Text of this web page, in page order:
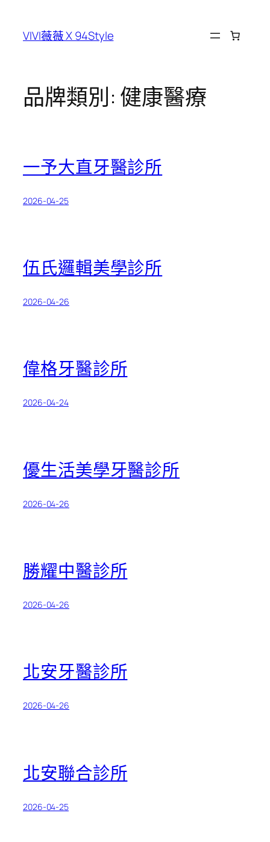
VIVI薇薇 X 94Style
品牌類別: 健康醫療
一予大直牙醫診所
2026-04-25
伍氏邏輯美學診所
2026-04-26
偉格牙醫診所
2026-04-24
優生活美學牙醫診所
2026-04-26
勝耀中醫診所
2026-04-26
北安牙醫診所
2026-04-26
北安聯合診所
2026-04-25